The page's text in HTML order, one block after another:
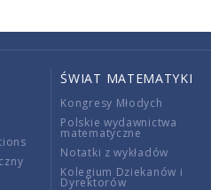
ŚWIAT MATEMATYKI
Kongresy Młodych
Polskie wydawnictwa
matematyczne
Notatki z wykładów
Kolegium Dziekanów i
Dyrektorów